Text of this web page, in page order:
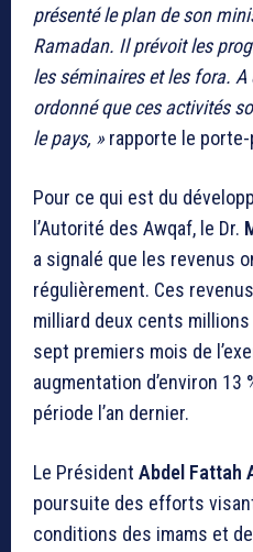
présenté le plan de son
Ramadan. Il prévoit les
les séminaires et les fora.
ordonné que ces activités
le pays, » rapporte le porte-
Pour ce qui est du
l’Autorité des Awqaf, le Dr.
a signalé que les revenus
régulièrement. Ces
milliard deux cents
sept premiers mois de
augmentation d’environ 13
période l’an dernier.
Le Président Abdel Fattah
poursuite des efforts
conditions des imams et